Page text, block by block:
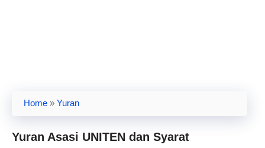
Home » Yuran
Yuran Asasi UNITEN dan Syarat